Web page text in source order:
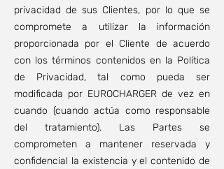
privacidad de sus Clientes, por lo que se
compromete a utilizar la información
proporcionada por el Cliente de acuerdo
con los términos contenidos en la Política
de Privacidad, tal como pueda ser
modificada por EUROCHARGER de vez en
cuando (cuando actúa como responsable
del tratamiento). Las Partes se
comprometen a mantener reservada y
confidencial la existencia y el contenido de